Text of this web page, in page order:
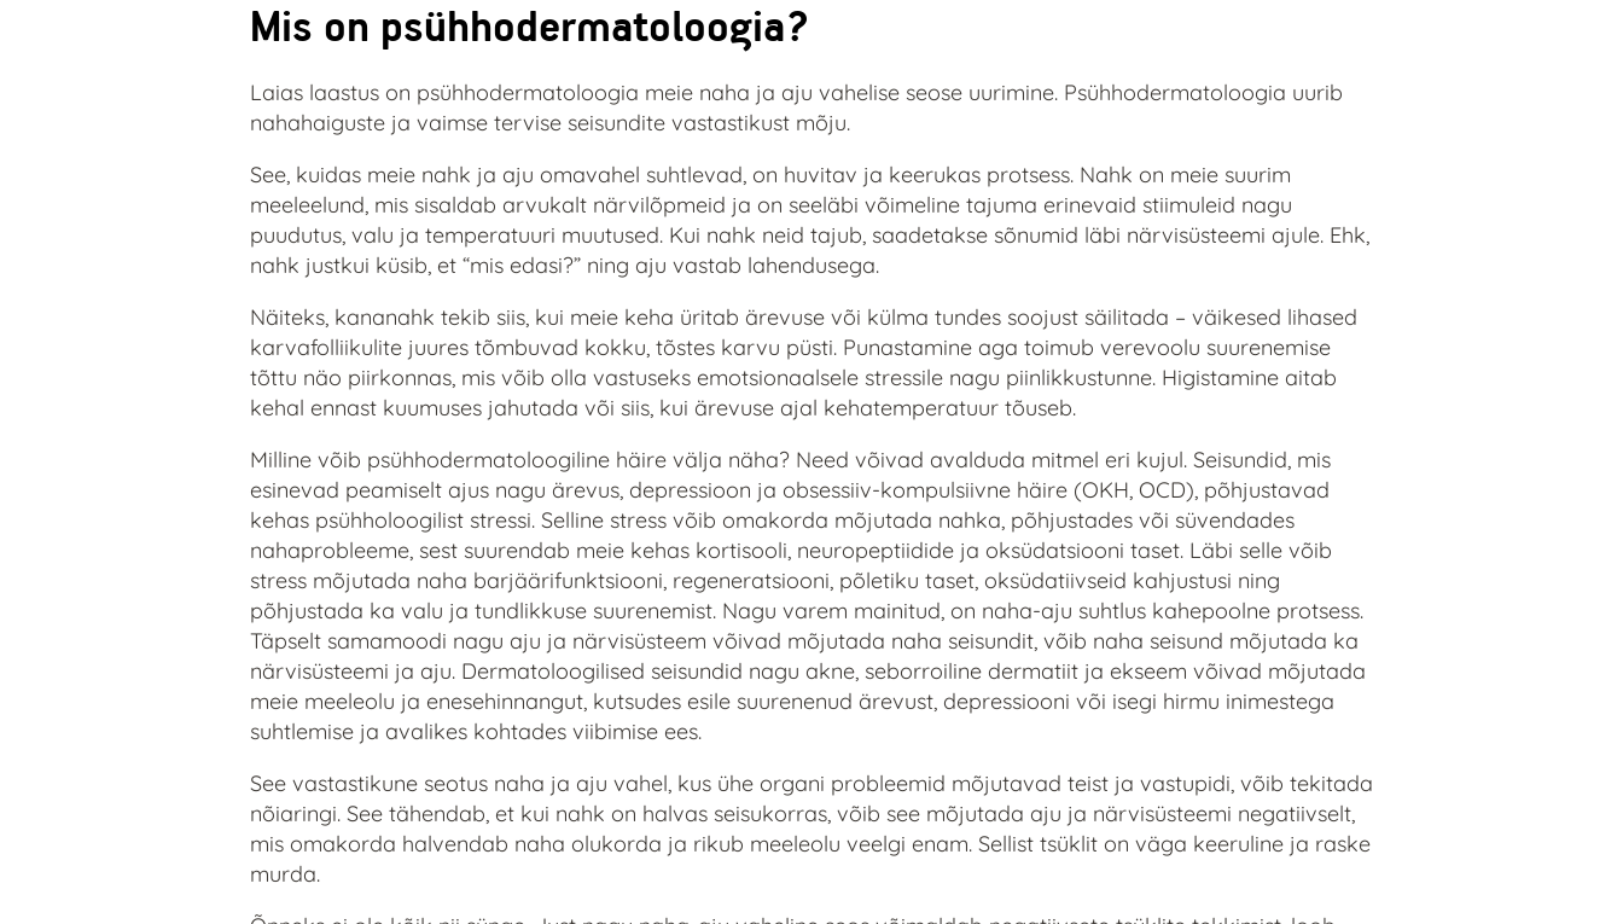
Mis on psühhodermatoloogia?
Laias laastus on psühhodermatoloogia meie naha ja aju vahelise seose uurimine. Psühhodermatoloogia uurib
nahahaiguste ja vaimse tervise seisundite vastastikust mõju.
See, kuidas meie nahk ja aju omavahel suhtlevad, on huvitav ja keerukas protsess. Nahk on meie suurim
meeleelund, mis sisaldab arvukalt närvilõpmeid ja on seeläbi võimeline tajuma erinevaid stiimuleid nagu
puudutus, valu ja temperatuuri muutused. Kui nahk neid tajub, saadetakse sõnumid läbi närvisüsteemi ajule. Ehk,
nahk justkui küsib, et “mis edasi?” ning aju vastab lahendusega.
Näiteks, kananahk tekib siis, kui meie keha üritab ärevuse või külma tundes soojust säilitada – väikesed lihased
karvafolliikulite juures tõmbuvad kokku, tõstes karvu püsti. Punastamine aga toimub verevoolu suurenemise
tõttu näo piirkonnas, mis võib olla vastuseks emotsionaalsele stressile nagu piinlikkustunne. Higistamine aitab
kehal ennast kuumuses jahutada või siis, kui ärevuse ajal kehatemperatuur tõuseb.
Milline võib psühhodermatoloogiline häire välja näha? Need võivad avalduda mitmel eri kujul. Seisundid, mis
esinevad peamiselt ajus nagu ärevus, depressioon ja obsessiiv-kompulsiivne häire (OKH, OCD), põhjustavad
kehas psühholoogilist stressi. Selline stress võib omakorda mõjutada nahka, põhjustades või süvendades
nahaprobleeme, sest suurendab meie kehas kortisooli, neuropeptiidide ja oksüdatsiooni taset. Läbi selle võib
stress mõjutada naha barjäärifunktsiooni, regeneratsiooni, põletiku taset, oksüdatiivseid kahjustusi ning
põhjustada ka valu ja tundlikkuse suurenemist. Nagu varem mainitud, on naha-aju suhtlus kahepoolne protsess.
Täpselt samamoodi nagu aju ja närvisüsteem võivad mõjutada naha seisundit, võib naha seisund mõjutada ka
närvisüsteemi ja aju. Dermatoloogilised seisundid nagu akne, seborroiline dermatiit ja ekseem võivad mõjutada
meie meeleolu ja enesehinnangut, kutsudes esile suurenenud ärevust, depressiooni või isegi hirmu inimestega
suhtlemise ja avalikes kohtades viibimise ees.
See vastastikune seotus naha ja aju vahel, kus ühe organi probleemid mõjutavad teist ja vastupidi, võib tekitada
nõiaringi. See tähendab, et kui nahk on halvas seisukorras, võib see mõjutada aju ja närvisüsteemi negatiivselt,
mis omakorda halvendab naha olukorda ja rikub meeleolu veelgi enam. Sellist tsüklit on väga keeruline ja raske
murda.